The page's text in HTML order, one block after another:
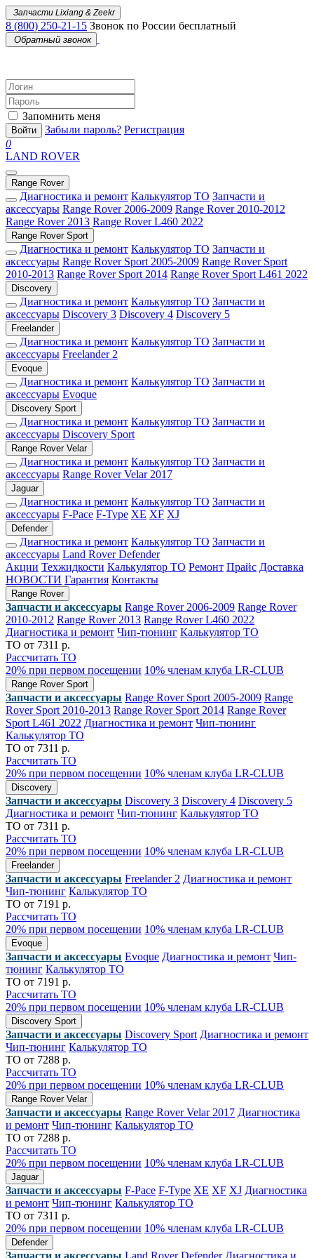
Запчасти Lixiang & Zeekr
8 (800) 250-21-15 Звонок по России бесплатный
Обратный звонок
Запомнить меня
Войти Забыли пароль? Регистрация
0
LAND ROVER
Range Rover
Диагностика и ремонт Калькулятор ТО Запчасти и
аксессуары Range Rover 2006-2009 Range Rover 2010-2012
Range Rover 2013 Range Rover L460 2022
Range Rover Sport
Диагностика и ремонт Калькулятор ТО Запчасти и
аксессуары Range Rover Sport 2005-2009 Range Rover Sport
2010-2013 Range Rover Sport 2014 Range Rover Sport L461 2022
Discovery
Диагностика и ремонт Калькулятор ТО Запчасти и
аксессуары Discovery 3 Discovery 4 Discovery 5
Freelander
Диагностика и ремонт Калькулятор ТО Запчасти и
аксессуары Freelander 2
Evoque
Диагностика и ремонт Калькулятор ТО Запчасти и
аксессуары Evoque
Discovery Sport
Диагностика и ремонт Калькулятор ТО Запчасти и
аксессуары Discovery Sport
Range Rover Velar
Диагностика и ремонт Калькулятор ТО Запчасти и
аксессуары Range Rover Velar 2017
Jaguar
Диагностика и ремонт Калькулятор ТО Запчасти и
аксессуары F-Pace F-Type XE XF XJ
Defender
Диагностика и ремонт Калькулятор ТО Запчасти и
аксессуары Land Rover Defender
Акции Техжидкости Калькулятор ТО Ремонт Прайс Доставка
НОВОСТИ Гарантия Контакты
Range Rover
Запчасти и аксессуары Range Rover 2006-2009 Range Rover
2010-2012 Range Rover 2013 Range Rover L460 2022
Диагностика и ремонт Чип-тюнинг Калькулятор ТО
ТО от 7311 р.
Рассчитать ТО
20% при первом посещении 10% членам клуба LR-CLUB
Range Rover Sport
Запчасти и аксессуары Range Rover Sport 2005-2009 Range
Rover Sport 2010-2013 Range Rover Sport 2014 Range Rover
Sport L461 2022 Диагностика и ремонт Чип-тюнинг
Калькулятор ТО
ТО от 7311 р.
Рассчитать ТО
20% при первом посещении 10% членам клуба LR-CLUB
Discovery
Запчасти и аксессуары Discovery 3 Discovery 4 Discovery 5
Диагностика и ремонт Чип-тюнинг Калькулятор ТО
ТО от 7311 р.
Рассчитать ТО
20% при первом посещении 10% членам клуба LR-CLUB
Freelander
Запчасти и аксессуары Freelander 2 Диагностика и ремонт
Чип-тюнинг Калькулятор ТО
ТО от 7191 р.
Рассчитать ТО
20% при первом посещении 10% членам клуба LR-CLUB
Evoque
Запчасти и аксессуары Evoque Диагностика и ремонт Чип-
тюнинг Калькулятор ТО
ТО от 7191 р.
Рассчитать ТО
20% при первом посещении 10% членам клуба LR-CLUB
Discovery Sport
Запчасти и аксессуары Discovery Sport Диагностика и ремонт
Чип-тюнинг Калькулятор ТО
ТО от 7288 р.
Рассчитать ТО
20% при первом посещении 10% членам клуба LR-CLUB
Range Rover Velar
Запчасти и аксессуары Range Rover Velar 2017 Диагностика
и ремонт Чип-тюнинг Калькулятор ТО
ТО от 7288 р.
Рассчитать ТО
20% при первом посещении 10% членам клуба LR-CLUB
Jaguar
Запчасти и аксессуары F-Pace F-Type XE XF XJ Диагностика
и ремонт Чип-тюнинг Калькулятор ТО
ТО от 7311 р.
20% при первом посещении 10% членам клуба LR-CLUB
Defender
Запчасти и аксессуары Land Rover Defender Диагностика и